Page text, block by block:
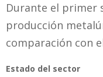
Durante el primer
producción
comparación con
Estado del sector